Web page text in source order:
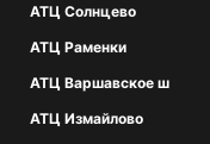
АТЦ Солнцево
АТЦ Раменки
АТЦ Варшавское ш
АТЦ Измайлово